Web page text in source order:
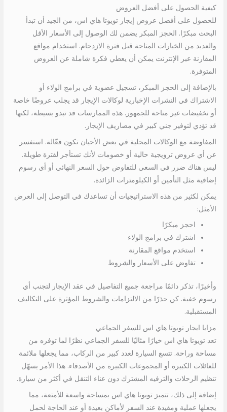
كيفية الحصول على أفضل العروض
للحصول على أفضل عروض إيجار تويوتا هاي اس، من الجيد أن تبدأ
البحث مبكرًا. الحجز المبكر يضمن لك الوصول إلى الأسعار الأقل
والعديد من الخيارات المتاحة قبل فترة الازدحام. استخدام مواقع
المقارنة عبر الإنترنت يمكن أن يعطي فكرة شاملة عن العروض
المتوفرة.
بالإضافة إلى الحجز المبكر، تسجيل عضوية في برامج الولاء أو
الاشتراك في النشرات الإخبارية لوكالات الإيجار قد يجلب عروضًا خاصة
أو تخفيضات غير متاحة للجمهور. هذه الممارسات قد تبدو بسيطة، لكنها
قد تؤدي لتوفير جني كبير في مصاريف الإيجار.
المفاوضة مع الوكالات المحلية في بعض الأحيان تكون فعّالة. استفسر
عن أي عروض ترويجية حالية أو خصومات لأنك تستأجر لفترة طويلة.
ليس هناك ضرر في السعي للتفاوض حول السعر النهائي أو أي رسوم
إضافية مثل التأمين أو الكيلومترات الزائدة.
يمكن لكثير من هذه الاستراتيجيات أن تساعدك في التوصل إلى العرض
الأمثل:
احجز مبكرًا
اشترك في برامج الولاء
استخدم مواقع المقارنة
تفاوض على الأسعار والشروط
وأخيرًا، تذكر دائمًا مراجعة جميع التفاصيل في عقد الإيجار لتجنب أي
رسوم خفية. كن حذرًا من الالتزامات والشروط المؤثرة على التكاليف
المستقبلية.
مزايا ايجار تويوتا هاي اس للسفر الجماعي
تعد تويوتا هاي اس خيارًا مثاليًا للسفر الجماعي نظرًا لما توفره من
مساحة وراحة. تتسع السيارة لعدد كبير من الركاب، مما يجعلها ملائمة
للعائلات الكبيرة أو المجموعات الكبيرة من الأصدقاء. هذا الأمر يسهّل
تنظيم الرحلات والترفيه المشترك دون عناء التنقل في أكثر من سيارة.
إضافة إلى ذلك، تتميز تويوتا هاي اس بمساحة واسعة للأمتعة، مما
يجعلها عملية ومفيدة عند السفر لأماكن بعيدة أو عند الحاجة لحمل